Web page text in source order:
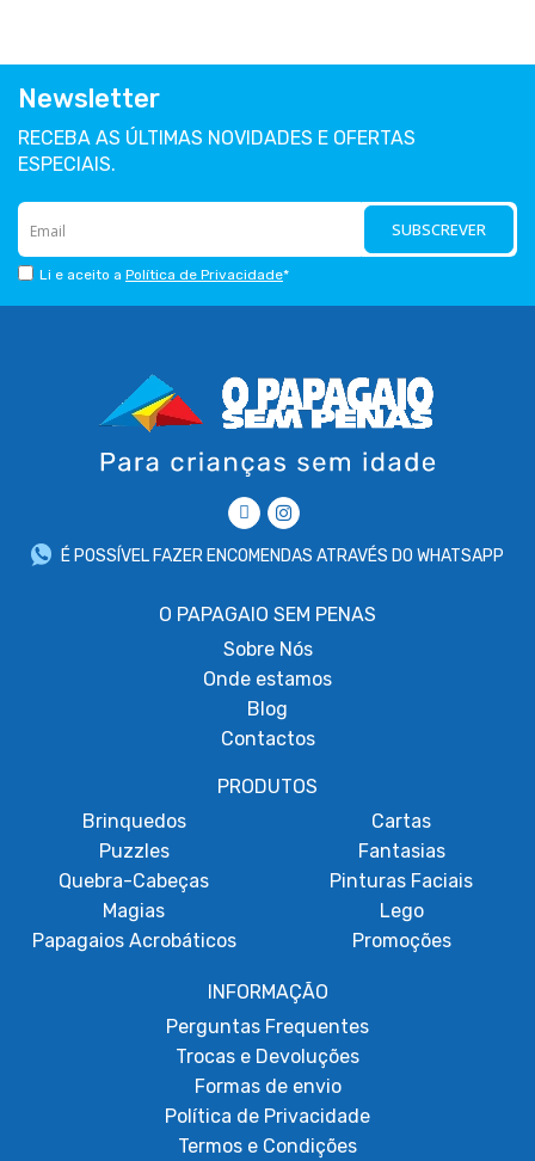
Newsletter
RECEBA AS ÚLTIMAS NOVIDADES E OFERTAS
ESPECIAIS.
SUBSCREVER
Li e aceito a Política de Privacidade*
É POSSÍVEL FAZER ENCOMENDAS ATRAVÉS DO WHATSAPP
O PAPAGAIO SEM PENAS
Sobre Nós
Onde estamos
Blog
Contactos
PRODUTOS
Brinquedos
Puzzles
Quebra-Cabeças
Magias
Papagaios Acrobáticos
Cartas
Fantasias
Pinturas Faciais
Lego
Promoções
INFORMAÇÃO
Perguntas Frequentes
Trocas e Devoluções
Formas de envio
Política de Privacidade
Termos e Condições